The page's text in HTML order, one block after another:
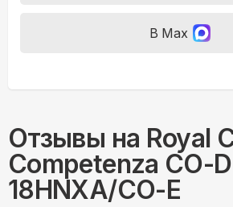
В Max
Отзывы на Royal
Competenza CO-D
18HNXA/CO-E